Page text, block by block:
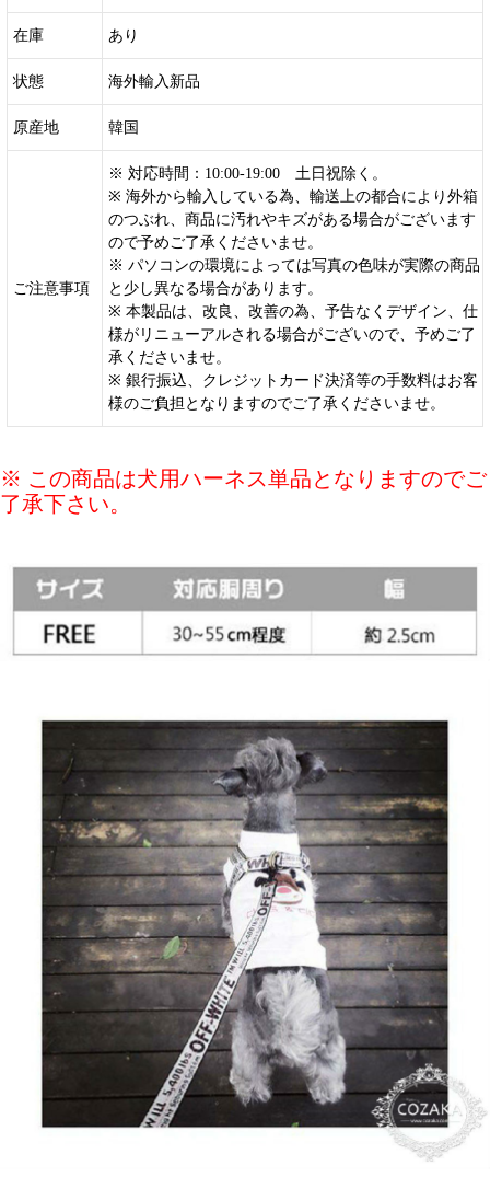
在庫 あり
状態 海外輸入新品
原産地 韓国
ご注意事項
※ 対応時間：10:00-19:00 土日祝除く。
※ 海外から輸入している為、輸送上の都合により外箱
のつぶれ、商品に汚れやキズがある場合がございます
ので予めご了承くださいませ。
※ パソコンの環境によっては写真の色味が実際の商品
と少し異なる場合があります。
※ 本製品は、改良、改善の為、予告なくデザイン、仕
様がリニューアルされる場合がございので、予めご了
承くださいませ。
※ 銀行振込、クレジットカード決済等の手数料はお客
様のご負担となりますのでご了承くださいませ。
※ この商品は犬用ハーネス単品となりますのでご
了承下さい。